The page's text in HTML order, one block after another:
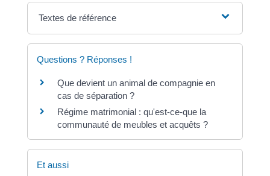
Textes de référence
Questions ? Réponses !
Que devient un animal de compagnie en
cas de séparation ?
Régime matrimonial : qu'est-ce-que la
communauté de meubles et acquêts ?
Et aussi